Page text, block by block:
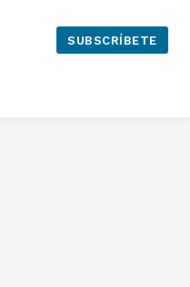
SUBSCRÍBETE